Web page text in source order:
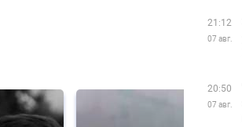
21:12
07 авг.
20:50
07 авг.